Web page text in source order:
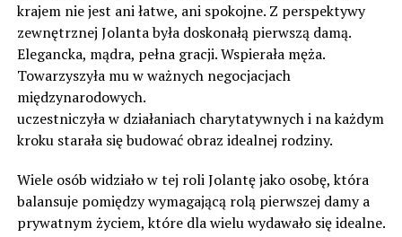
krajem nie jest ani łatwe, ani spokojne. Z perspektywy
zewnętrznej Jolanta była doskonałą pierwszą damą.
Elegancka, mądra, pełna gracji. Wspierała męża.
Towarzyszyła mu w ważnych negocjacjach
międzynarodowych.
uczestniczyła w działaniach charytatywnych i na każdym
kroku starała się budować obraz idealnej rodziny.
Wiele osób widziało w tej roli Jolantę jako osobę, która
balansuje pomiędzy wymagającą rolą pierwszej damy a
prywatnym życiem, które dla wielu wydawało się idealne.